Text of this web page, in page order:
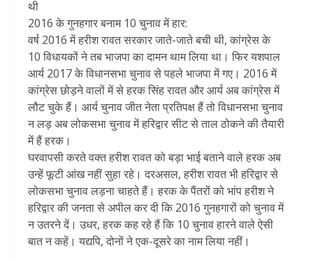
थी
2016 के गुनहगार बनाम 10 चुनाव में हार:
वर्ष 2016 में हरीश रावत सरकार जाते-जाते बची थी, कांग्रेस के
10 विधायकों ने तब भाजपा का दामन थाम लिया था। फिर यशपाल
आर्य 2017 के विधानसभा चुनाव से पहले भाजपा में गए। 2016 में
कांग्रेस छोड़ने वालों में से हरक सिंह रावत और आर्य अब कांग्रेस में
लौट चुके हैं। आर्य चुनाव जीत नेता प्रतिपक्ष हैं तो विधानसभा चुनाव
न लड़ अब लोकसभा चुनाव में हरिद्वार सीट से ताल ठोकने की तैयारी
में हैं हरक।
घरवापसी करते वक्त हरीश रावत को बड़ा भाई बताने वाले हरक अब
उन्हें फूटी आंख नहीं सुहा रहे। दरअसल, हरीश रावत भी हरिद्वार से
लोकसभा चुनाव लड़ना चाहते हैं। हरक के पैंतरों को भांप हरीश ने
हरिद्वार की जनता से अपील कर दी कि 2016 गुनहगारों को चुनाव में
न उतरने दें। उधर, हरक कह रहे हैं कि 10 चुनाव हारने वाले ऐसी
बात न कहें। यद्यपि, दोनों ने एक-दूसरे का नाम लिया नहीं।